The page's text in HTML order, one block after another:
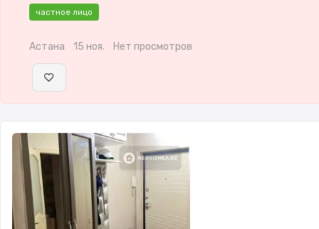
Рядом охраняемая стоянка,Домофон,Неугловая,Встроенная
кухня,Кладовка
частное лицо
Астана 15 ноя. Нет просмотров